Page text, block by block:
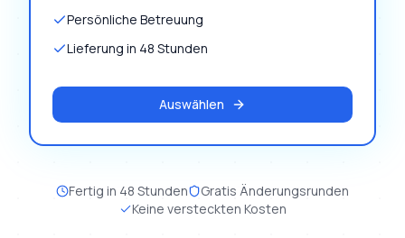
Persönliche Betreuung
Lieferung in 48 Stunden
Auswählen
Fertig in 48 Stunden
Gratis Änderungsrunden
Keine versteckten Kosten